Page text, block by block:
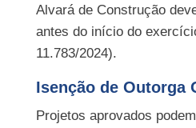
Alvará de Construção
antes do início do
11.783/2024).
Isenção de Outorga
Projetos aprovados